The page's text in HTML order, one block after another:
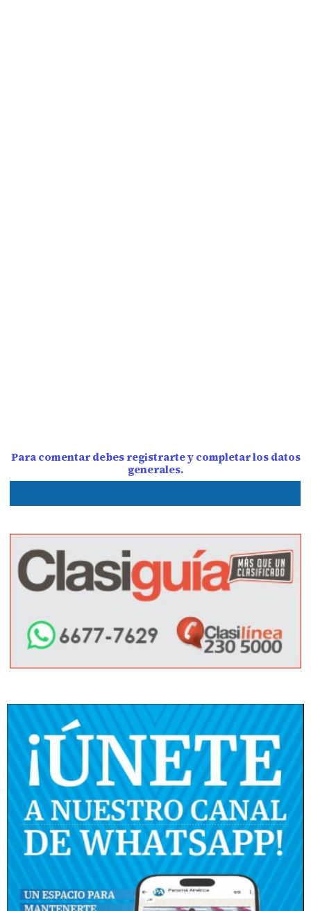
Para comentar debes registrarte y completar los datos
generales.